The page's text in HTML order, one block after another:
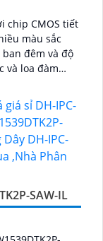
chip CMOS tiết
màu sắc
đêm và độ
và loa đàm
SAW-IL